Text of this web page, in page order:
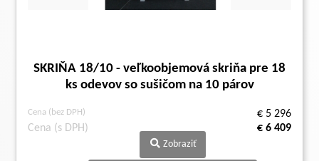
SKRIŇA 18/10 - veľkoobjemová skriňa pre 18
ks odevov so sušičom na 10 párov
Cena (bez DPH)
€ 5 296
Cena (s DPH)
€ 6 409
Zobraziť